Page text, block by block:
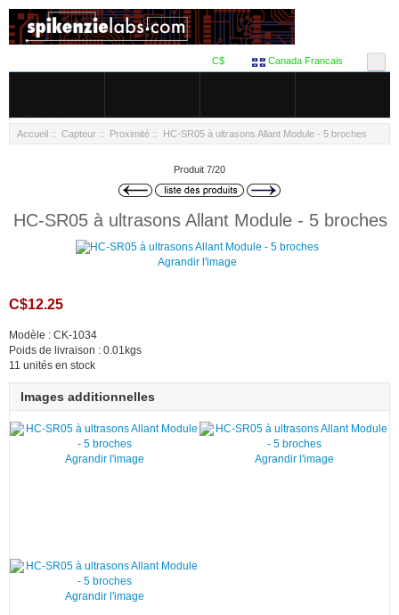
Canada Francais
C$
Accueil :: Capteur :: Proximité :: HC-SR05 à ultrasons Allant Module - 5 broches
Produit 7/20
HC-SR05 à ultrasons Allant Module - 5 broches
Agrandir l'image
C$12.25
Modèle : CK-1034
Poids de livraison : 0.01kgs
11 unités en stock
Images additionnelles
Agrandir l'image Agrandir l'image
Agrandir l'image